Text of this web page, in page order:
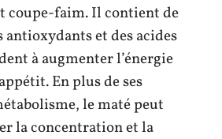
coupe-faim. Il contient de
antioxydants et des acides
à augmenter l’énergie
En plus de ses
le maté peut
la concentration et la